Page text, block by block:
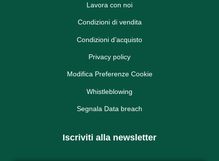
Lavora con noi
Condizioni di vendita
Condizioni d’acquisto
Privacy policy
Modifica Preferenze Cookie
Whistleblowing
Segnala Data breach
Iscriviti alla newsletter